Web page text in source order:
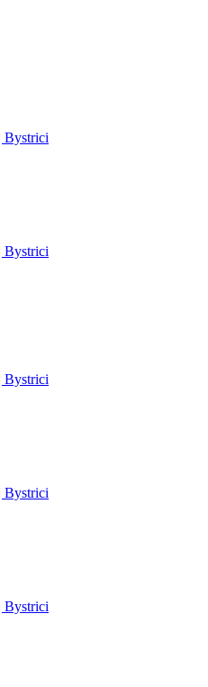
Bystrici
Bystrici
Bystrici
Bystrici
Bystrici